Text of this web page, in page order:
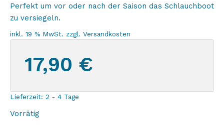
Perfekt um vor oder nach der Saison das Schlauchboot
zu versiegeln.
inkl. 19 % MwSt. zzgl. Versandkosten
17,90 €
Lieferzeit: 2 - 4 Tage
Vorrätig